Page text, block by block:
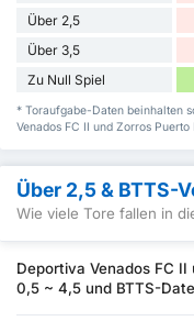
Über 2,5
Über 3,5
Zu Null Spiel
* Toraufgabe-Daten beinhalten
Venados FC II und Zorros Puerto
Über 2,5 & BTTS-
Wie viele Tore fallen in
Deportiva Venados FC
0,5 ~ 4,5 und BTTS-